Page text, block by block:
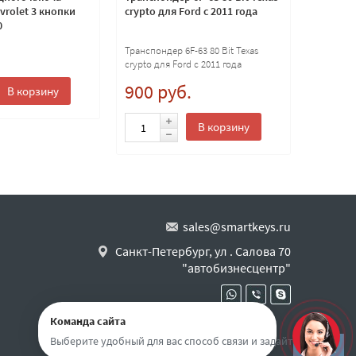
3 кнопки
В корзину
crypto для Ford с 2011 года
Транспондер 6F-63 80 Bit Texas
crypto для Ford с 2011 года
900 руб.
В корзину
sales@smartkeys.ru
Санкт-Петербург, ул . Салова 70
"автобизнесцентр"
Наверх
Команда сайта
Выберите удобный для вас способ связи и задайте вопрос